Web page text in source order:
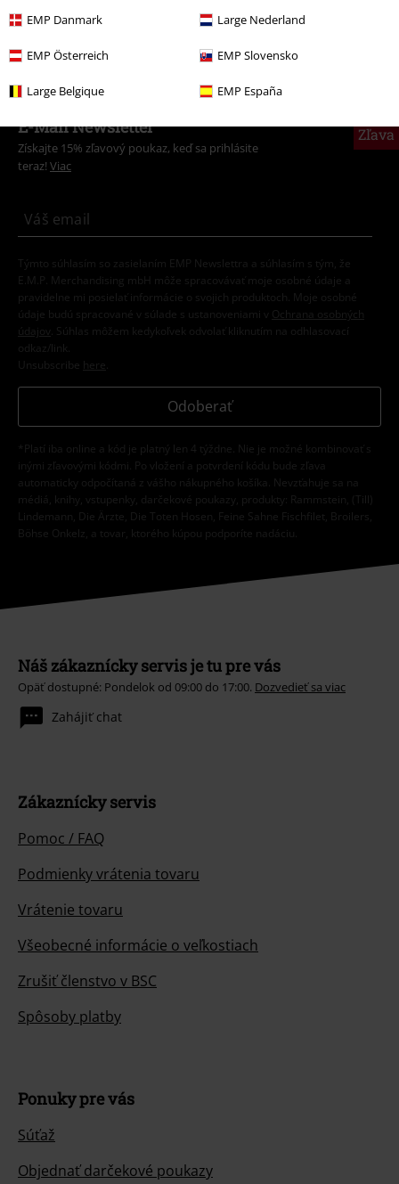
EMP Danmark Large Nederland
EMP Österreich EMP Slovensko
Large Belgique EMP España
Zľava
E-Mail Newsletter
Získajte 15% zľavový poukaz, keď sa prihlásite
teraz! Viac
Týmto súhlasím so zasielaním EMP Newslettra a súhlasím s tým, že
E.M.P. Merchandising mbH môže spracovávať moje osobné údaje a
pravidelne mi posielať informácie o svojich produktoch. Moje osobné
údaje budú spracované v súlade s ustanoveniami v
Ochrana osobných
údajov
. Súhlas môžem kedykoľvek odvolať kliknutím na odhlasovací
odkaz/link.
Unsubscribe here
Odoberať
*Platí iba online a kód je platný len 4 týždne. Nie je možné kombinovať s
inými zľavovými kódmi. Po vložení a potvrdení kódu bude zľava
automaticky odpočítaná z vášho nákupného košíka. Nevzťahuje sa na
médiá, knihy, vstupenky, darčekové poukazy, produkty: Rammstein, (Till)
Lindemann, Die Ärzte, Die Toten Hosen, Feine Sahne Fischfilet, Broilers,
Böhse Onkelz, a tovar, ktorého kúpou podporíte nadáciu.
Náš zákaznícky servis je tu pre vás
Opäť dostupné: Pondelok od 09:00 do 17:00. Dozvedieť sa viac
Zahájiť chat
Zákaznícky servis
Pomoc / FAQ
Podmienky vrátenia tovaru
Vrátenie tovaru
Všeobecné informácie o veľkostiach
Zrušiť členstvo v BSC
Spôsoby platby
Ponuky pre vás
Súťaž
Objednať darčekové poukazy